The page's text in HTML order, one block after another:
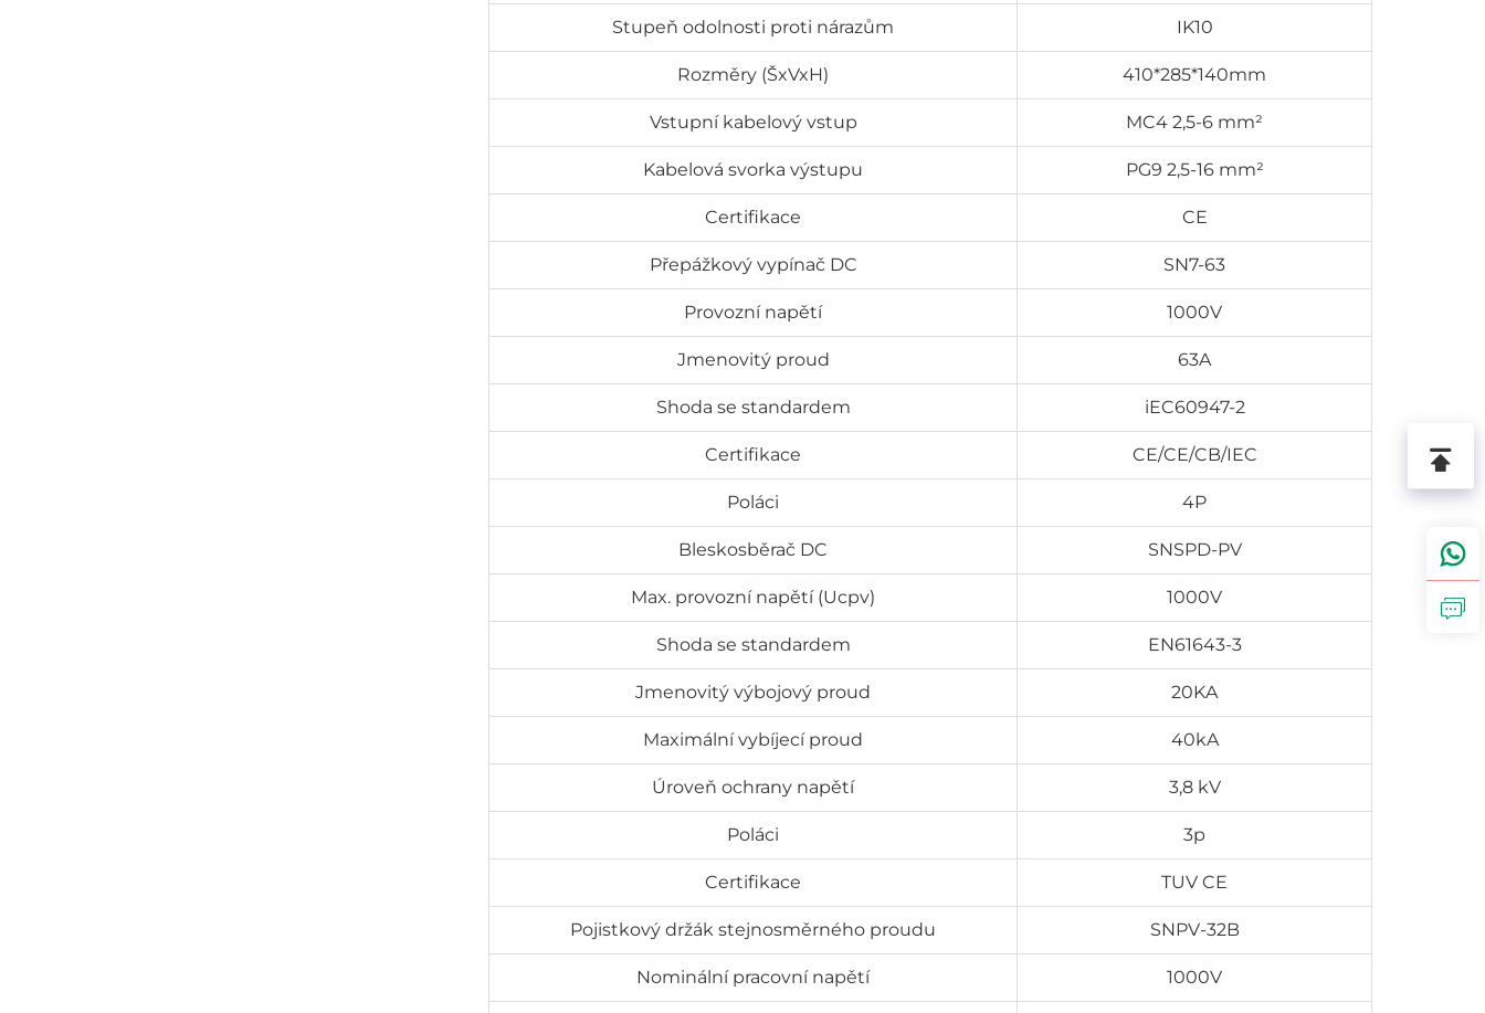
Stupeň odolnosti proti nárazům IK10
Rozměry (ŠxVxH) 410*285*140mm
Vstupní kabelový vstup MC4 2,5-6 mm²
Kabelová svorka výstupu PG9 2,5-16 mm²
Certifikace CE
Přepážkový vypínač DC SN7-63
Provozní napětí 1000V
Jmenovitý proud 63A
Shoda se standardem iEC60947-2
Certifikace CE/CE/CB/IEC
Poláci 4P
Bleskosběrač DC SNSPD-PV
Max. provozní napětí (Ucpv) 1000V
Shoda se standardem EN61643-3
Jmenovitý výbojový proud 20KA
Maximální vybíjecí proud 40kA
Úroveň ochrany napětí 3,8 kV
Poláci 3p
Certifikace TUV CE
Pojistkový držák stejnosměrného proudu SNPV-32B
Nominální pracovní napětí 1000V